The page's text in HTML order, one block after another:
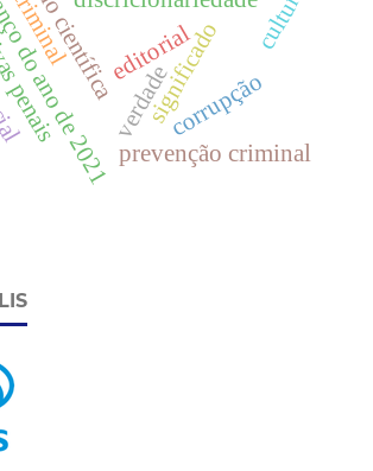
editorial
de 2021 cultura
significado
prevenção criminal
corrupção
verdade